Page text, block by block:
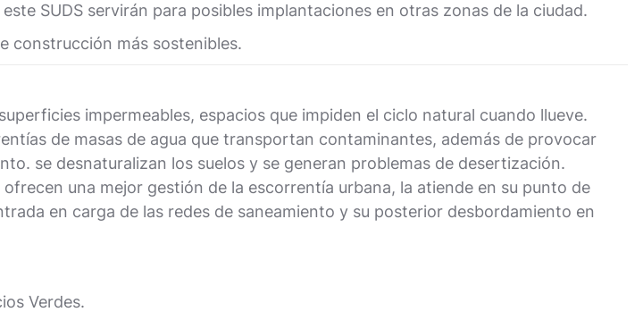
SUDS servirán para posibles implantaciones en otras zonas de la ciudad.
construcción más sostenibles.
impermeables, espacios que impiden el ciclo natural cuando llueve.
de masas de agua que transportan contaminantes, además de provocar
se desnaturalizan los suelos y se generan problemas de desertización.
ofrecen una mejor gestión de la escorrentía urbana, la atiende en su punto de
en carga de las redes de saneamiento y su posterior desbordamiento en
Verdes.